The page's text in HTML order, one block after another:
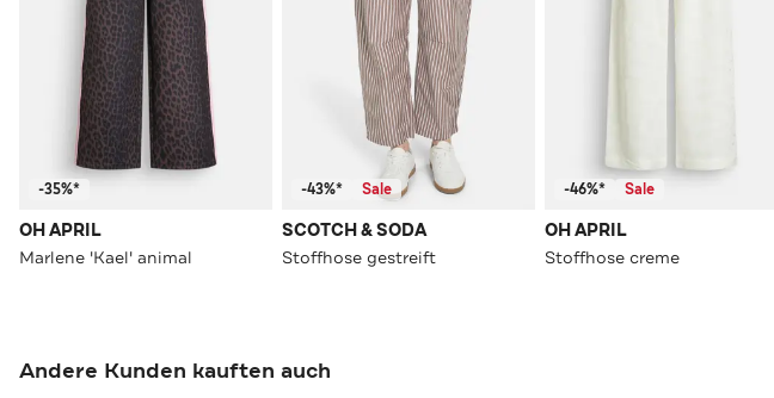
-35%*
OH APRIL
Marlene 'Kael' animal
-43%* Sale
SCOTCH & SODA
Stoffhose gestreift
-46%* Sale
OH APRIL
Stoffhose creme
Andere Kunden kauften auch